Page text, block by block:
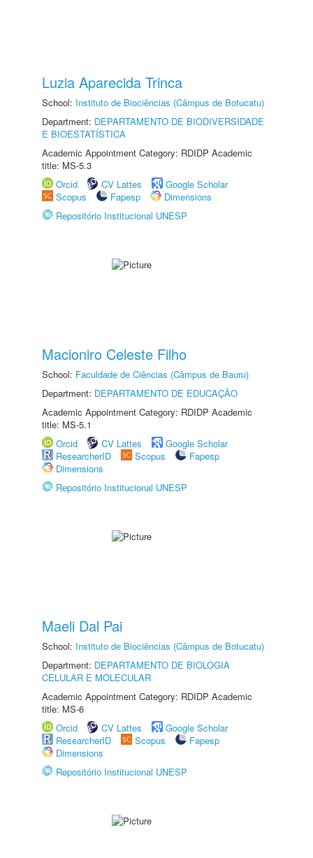
Luzia Aparecida Trinca
School: Instituto de Biociências (Câmpus de Botucatu)
Department: DEPARTAMENTO DE BIODIVERSIDADE
E BIOESTATÍSTICA
Academic Appointment Category: RDIDP Academic
title: MS-5.3
Orcid
CV Lattes
Google Scholar
Scopus
Fapesp
Dimensions
Repositório Institucional UNESP
Macioniro Celeste Filho
School: Faculdade de Ciências (Câmpus de Bauru)
Department: DEPARTAMENTO DE EDUCAÇÃO
Academic Appointment Category: RDIDP Academic
title: MS-5.1
Orcid
CV Lattes
Google Scholar
ResearcherID
Scopus
Fapesp
Dimensions
Repositório Institucional UNESP
Maeli Dal Pai
School: Instituto de Biociências (Câmpus de Botucatu)
Department: DEPARTAMENTO DE BIOLOGIA
CELULAR E MOLECULAR
Academic Appointment Category: RDIDP Academic
title: MS-6
Orcid
CV Lattes
Google Scholar
ResearcherID
Scopus
Fapesp
Dimensions
Repositório Institucional UNESP